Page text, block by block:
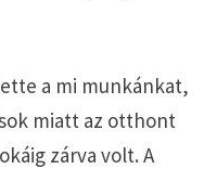
a mi munkánkat,
miatt az otthont
zárva volt. A